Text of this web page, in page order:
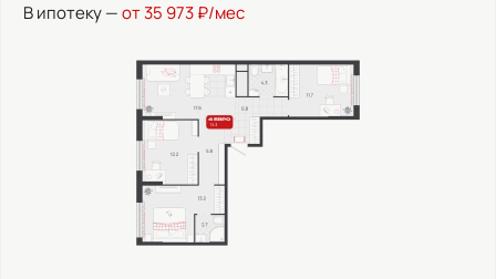
В ипотеку —от 35 973 ₽/мес